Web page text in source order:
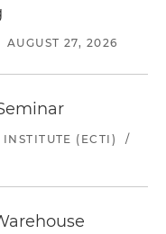
AUGUST 27, 2026
(ECTI)
/